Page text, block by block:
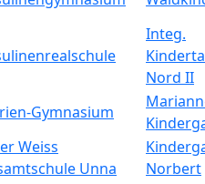
Integ.
Nord II
Gymnasium
Weiss
Unna
Norbert